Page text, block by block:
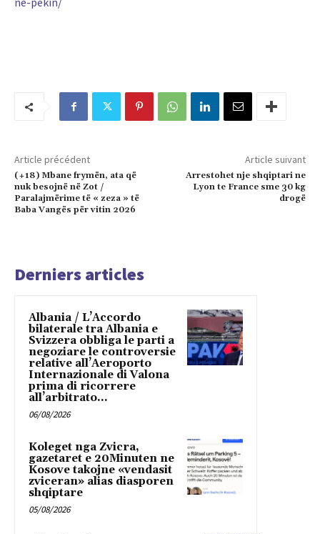
Article précédent
(+18) Mbane frymën, ata që
nuk besojnë në Zot /
Paralajmërime të « zeza » të
Baba Vangës për vitin 2026
Article suivant
Arrestohet nje shqiptari ne
Lyon te France sme 30 kg
drogë
Derniers articles
Albania / L’Accordo
bilaterale tra Albania e
Svizzera obbliga le parti a
negoziare le controversie
relative all’Aeroporto
Internazionale di Valona
prima di ricorrere
all’arbitrato...
06/08/2026
Koleget nga Zvicra,
gazetaret e 20Minuten ne
Kosove takojne «vendasit
zviceran» alias diasporen
shqiptare
05/08/2026